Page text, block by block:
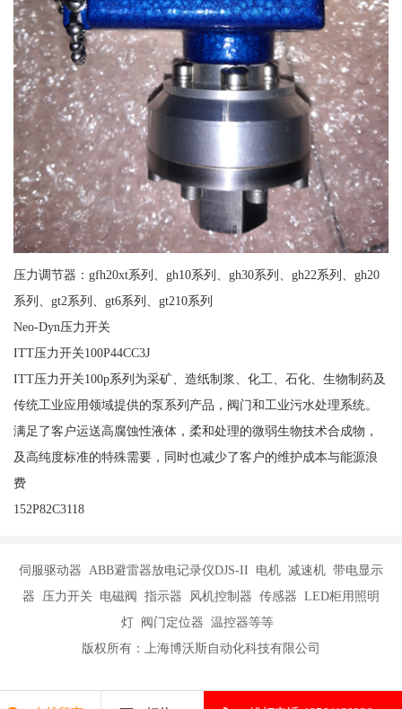
压力调节器：gfh20xt系列、gh10系列、gh30系列、gh22系列、gh20
系列、gt2系列、gt6系列、gt210系列
Neo-Dyn压力开关
ITT压力开关100P44CC3J
ITT压力开关100p系列为采矿、造纸制浆、化工、石化、生物制药及
传统工业应用领域提供的泵系列产品，阀门和工业污水处理系统。
满足了客户运送高腐蚀性液体，柔和处理的微弱生物技术合成物，
及高纯度标准的特殊需要，同时也减少了客户的维护成本与能源浪
费
152P82C3118
伺服驱动器 ABB避雷器放电记录仪DJS-II 电机 减速机 带电显示
器 压力开关 电磁阀 指示器 风机控制器 传感器 LED柜用照明
灯 阀门定位器 温控器等等
版权所有：上海博沃斯自动化科技有限公司